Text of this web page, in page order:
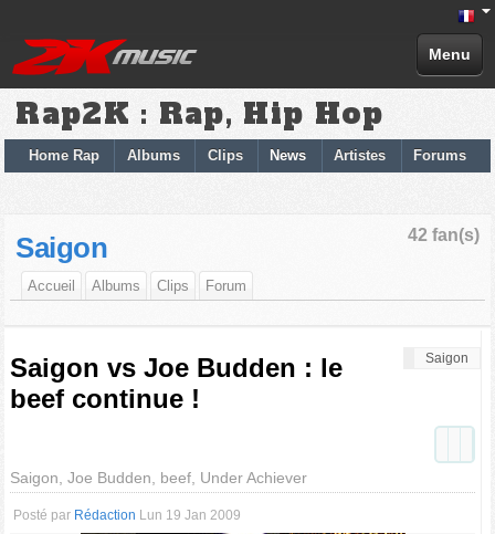
Menu
Rap2K : Rap, Hip Hop
Home Rap Albums Clips News Artistes Forums
42 fan(s)
Saigon
Accueil Albums Clips Forum
Saigon
Saigon vs Joe Budden : le
beef continue !
Saigon, Joe Budden, beef, Under Achiever
Posté par Rédaction Lun 19 Jan 2009